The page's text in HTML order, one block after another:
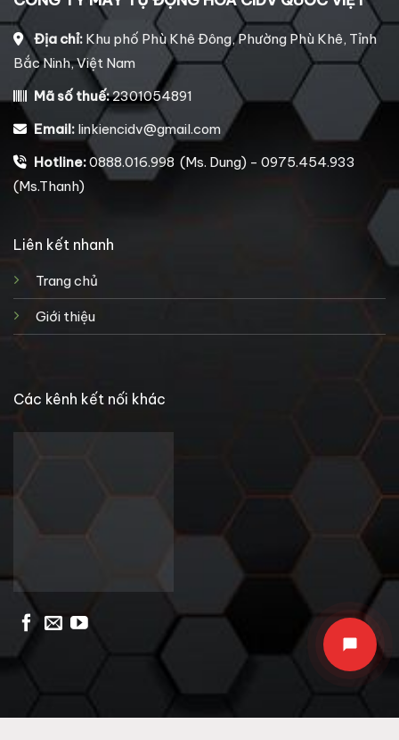
Địa chỉ: Khu phố Phù Khê Đông, Phường Phù Khê, Tỉnh
Bắc Ninh, Việt Nam
Mã số thuế:2301054891
Email: linkiencidv@gmail.com
Hotline:0888.016.998 (Ms. Dung) - 0975.454.933
(Ms.Thanh)
Liên kết nhanh
Trang chủ
Giới thiệu
Các kênh kết nối khác